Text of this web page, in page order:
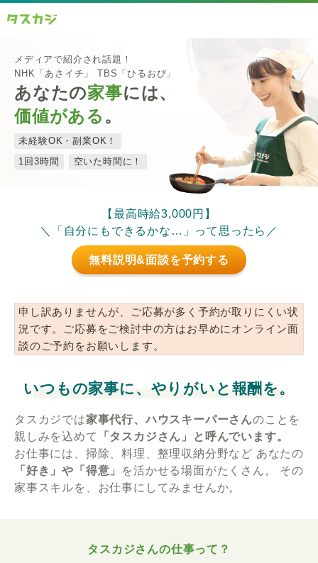
メディアで紹介され話題！
NHK「あさイチ」 TBS「ひるおび」
あなたの家事には、
価値がある 。
未経験OK・副業OK！
1回3時間
空いた時間に！
【最高時給3,000円】
＼「自分にもできるかな…」って思ったら／
無料説明&面談を予約する
申し訳ありませんが、ご応募が多く予約が取りにくい状
況です。ご応募をご検討中の方はお早めにオンライン面
談のご予約をお願いします。
いつもの家事に、やりがいと報酬を。
タスカジでは家事代行、ハウスキーパーさんのことを
親しみを込めて
「タスカジさん」と呼んでいます。
お仕事には、掃除、料理、整理収納分野など あなたの
「好き」や「得意」
を活かせる場面がたくさん。
その
家事スキルを、お仕事にしてみませんか。
タスカジさんの仕事って？